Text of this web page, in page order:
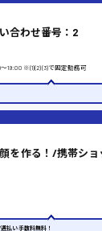
合わせ番号：2
〜19:00 ※(1)(2)(3)で固定勤務可
を作る！/携帯シ
払い手数料無料！